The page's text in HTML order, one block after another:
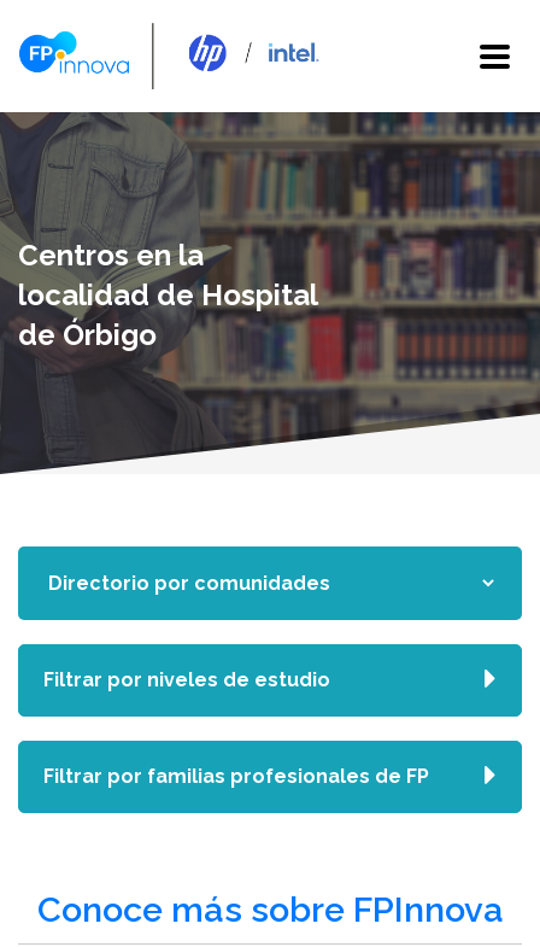
Centros en la
localidad de Hospital
de Órbigo
Conoce más sobre FPInnova
Filtrar por niveles de estudio
Filtrar por familias profesionales de FP